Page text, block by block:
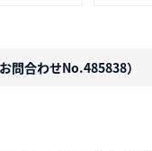
問合わせNo.485838）